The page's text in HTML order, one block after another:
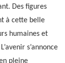
Des figures
à cette belle
humaines et
s’annonce
pleine